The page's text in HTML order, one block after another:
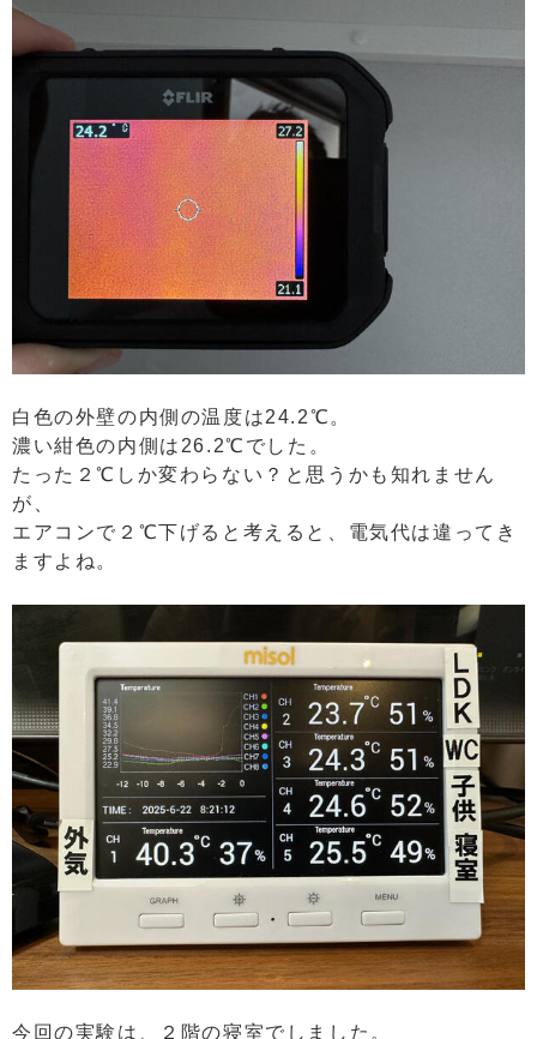
白色の外壁の内側の温度は24.2℃。
濃い紺色の内側は26.2℃でした。
たった２℃しか変わらない？と思うかも知れません
が、
エアコンで２℃下げると考えると、電気代は違ってき
ますよね。
今回の実験は、２階の寝室でしました。